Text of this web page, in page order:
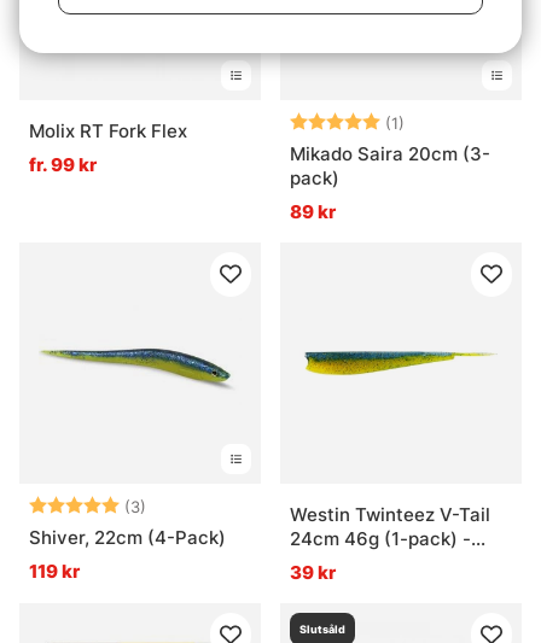
Molix RT Fork Flex
fr. 99 kr
Betyg: (1)
Mikado Saira 20cm (3-
pack)
89 kr
Betyg: (3)
5.0 utav 5 stjärnor
Shiver, 22cm (4-Pack)
119 kr
Westin Twinteez V-Tail
24cm 46g (1-pack) -
Blue N' Yellow
39 kr
Slutsåld